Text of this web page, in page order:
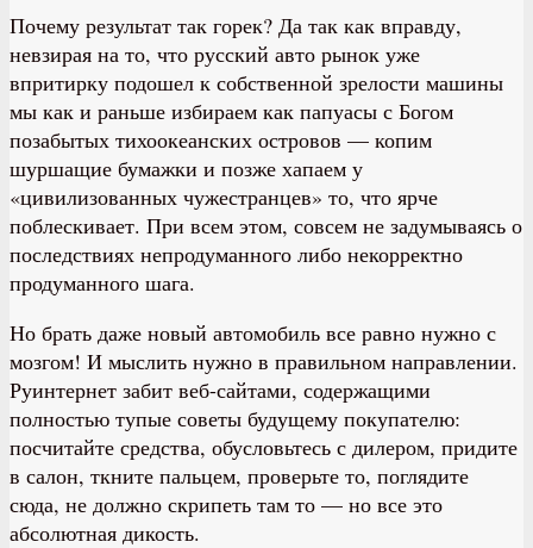
Почему результат так горек? Да так как вправду,
невзирая на то, что русский авто рынок уже
впритирку подошел к собственной зрелости машины
мы как и раньше избираем как папуасы с Богом
позабытых тихоокеанских островов — копим
шуршащие бумажки и позже хапаем у
«цивилизованных чужестранцев» то, что ярче
поблескивает. При всем этом, совсем не задумываясь о
последствиях непродуманного либо некорректно
продуманного шага.
Но брать даже новый автомобиль все равно нужно с
мозгом! И мыслить нужно в правильном направлении.
Руинтернет забит веб-сайтами, содержащими
полностью тупые советы будущему покупателю:
посчитайте средства, обусловьтесь с дилером, придите
в салон, ткните пальцем, проверьте то, поглядите
сюда, не должно скрипеть там то — но все это
абсолютная дикость.